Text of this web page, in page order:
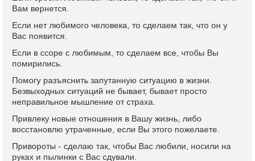
Вам вернется.
Если нет любимого человека, то сделаем так, что он у
Вас появится.
Если в ссоре с любимым, то сделаем все, чтобы Вы
помирились.
Помогу разъяснить запутанную ситуацию в жизни.
Безвыходных ситуаций не бывает, бывает просто
неправильное мышление от страха.
Привлеку новые отношения в Вашу жизнь, либо
восстановлю утраченные, если Вы этого пожелаете.
Привороты - сделаю так, чтобы Вас любили, носили на
руках и пылинки с Вас сдували.